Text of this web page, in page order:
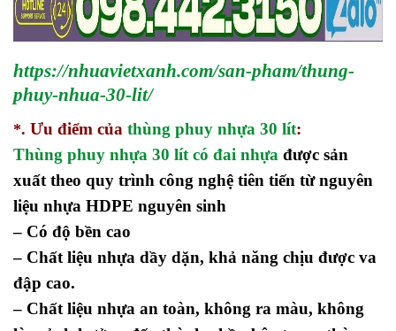
https://nhuavietxanh.com/san-pham/thung-
phuy-nhua-30-lit/
*. Ưu điểm của thùng phuy nhựa 30 lít:
Thùng phuy nhựa 30 lít có đai nhựa được sản
xuất theo quy trình công nghệ tiên tiến từ nguyên
liệu nhựa HDPE nguyên sinh
– Có độ bền cao
– Chất liệu nhựa dầy dặn, khả năng chịu được va
đập cao.
– Chất liệu nhựa an toàn, không ra màu, không